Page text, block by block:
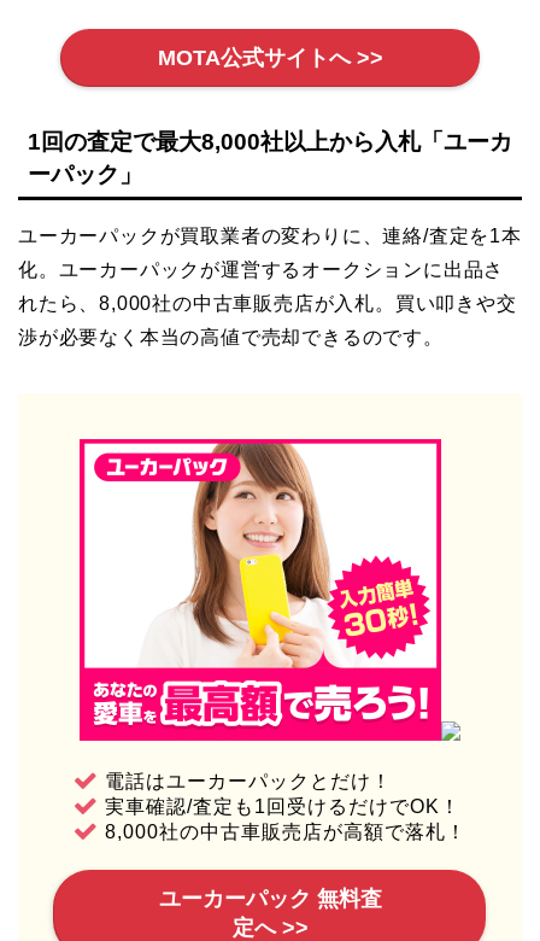
MOTA公式サイトへ >>
1回の査定で最大8,000社以上から入札「ユーカ
ーパック」
ユーカーパックが買取業者の変わりに、連絡/査定を1本
化。ユーカーパックが運営するオークションに出品さ
れたら、8,000社の中古車販売店が入札。買い叩きや交
渉が必要なく本当の高値で売却できるのです。
電話はユーカーパックとだけ！
実車確認/査定も1回受けるだけでOK！
8,000社の中古車販売店が高額で落札！
ユーカーパック 無料査
定へ >>